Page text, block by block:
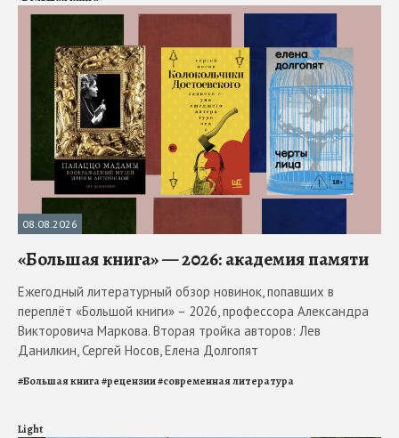
08.08.2026
«Большая книга» — 2026: академия памяти
Ежегодный литературный обзор новинок, попавших в
переплёт «Большой книги» – 2026, профессора Александра
Викторовича Маркова. Вторая тройка авторов: Лев
Данилкин, Сергей Носов, Елена Долгопят
#Большая книга#рецензии#современная литература
Light